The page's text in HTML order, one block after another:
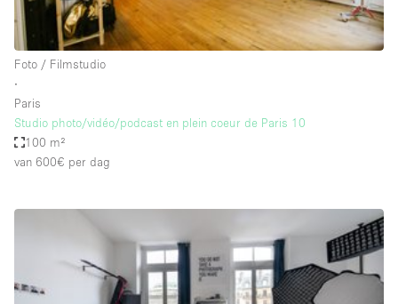
Vrachtwagen
Winkel delen
Kenmerken ruimte
Audio- en videoapparatuur
Auto display
Foto / Filmstudio
∙
Paris
Studio photo/vidéo/podcast en plein coeur de Paris 10
100 m²
van 600€ per dag